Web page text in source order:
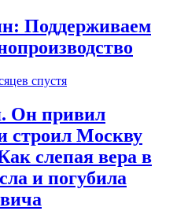
Поддерживаем
спустя
Он привил
строил Москву
слепая вера в
и погубила